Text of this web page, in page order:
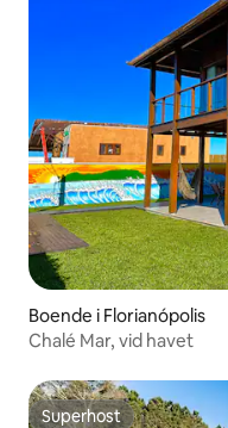
Boende i Florianópolis
Chalé Mar, vid havet
Superhost